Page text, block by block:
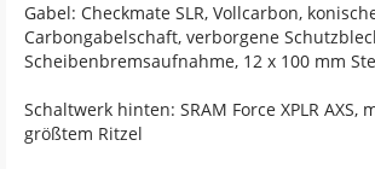
Gabel: Checkmate SLR, Vollcarbon,
Carbongabelschaft, verborgene
Scheibenbremsaufnahme, 12 x 100 mm
Schaltwerk hinten: SRAM Force XPLR AXS,
größtem Ritzel